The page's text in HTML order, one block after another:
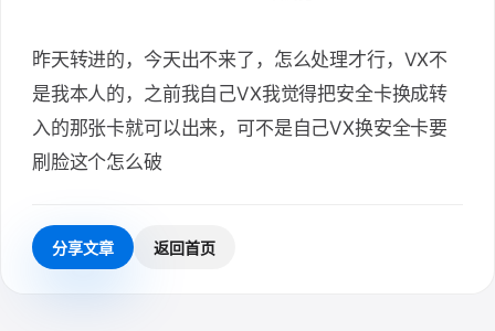
昨天转进的，今天出不来了，怎么处理才行，VX不
是我本人的，之前我自己VX我觉得把安全卡换成转
入的那张卡就可以出来，可不是自己VX换安全卡要
刷脸这个怎么破
分享文章 返回首页